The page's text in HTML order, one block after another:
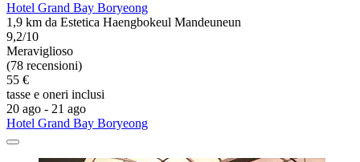
Hotel Grand Bay Boryeong
1,9 km da Estetica Haengbokeul Mandeuneun
9,2/10
Meraviglioso
(78 recensioni)
55 €
tasse e oneri inclusi
20 ago - 21 ago
Hotel Grand Bay Boryeong